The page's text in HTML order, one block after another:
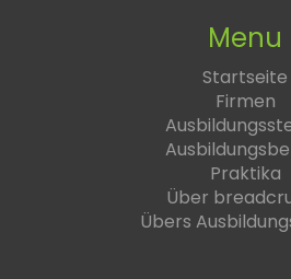
Menu
Startseite
Firmen
Praktika
Über
Übers